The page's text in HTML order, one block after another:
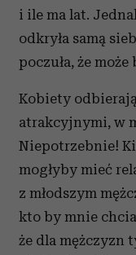
i ile ma lat.
odkryła samą
poczuła, że
Kobiety
atrakcyjnymi, w
Niepotrzebnie!
mogłyby mieć
z młodszym
kto by mnie
że dla mężczyzn